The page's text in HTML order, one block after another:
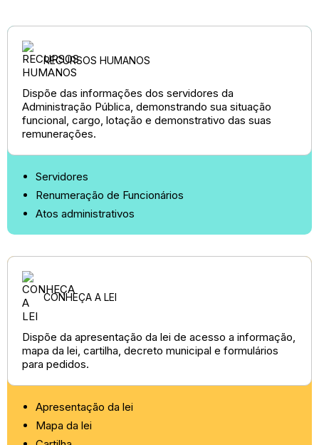
RECURSOS HUMANOS
Dispõe das informações dos servidores da
Administração Pública, demonstrando sua situação
funcional, cargo, lotação e demonstrativo das suas
remunerações.
Servidores
Renumeração de Funcionários
Atos administrativos
CONHEÇA A LEI
Dispõe da apresentação da lei de acesso a informação,
mapa da lei, cartilha, decreto municipal e formulários
para pedidos.
Apresentação da lei
Mapa da lei